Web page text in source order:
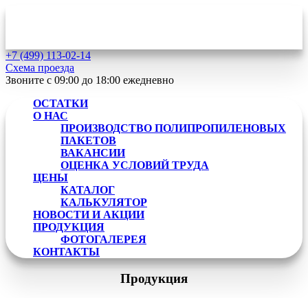
+7 (499)113-02-14
Схема проезда
Звоните с 09:00 до 18:00 ежедневно
ОСТАТКИ
О НАС
ПРОИЗВОДСТВО ПОЛИПРОПИЛЕНОВЫХ
ПАКЕТОВ
ВАКАНСИИ
ОЦЕНКА УСЛОВИЙ ТРУДА
ЦЕНЫ
КАТАЛОГ
КАЛЬКУЛЯТОР
НОВОСТИ И АКЦИИ
ПРОДУКЦИЯ
ФОТОГАЛЕРЕЯ
КОНТАКТЫ
Продукция